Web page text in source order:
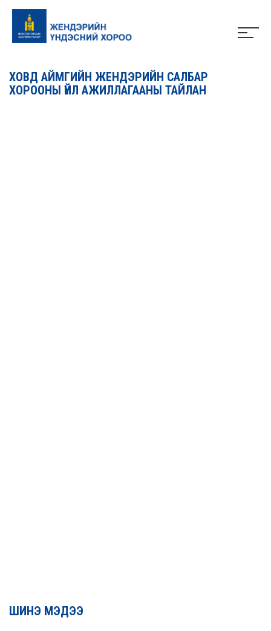
ХОВД АЙМГИЙН ЖЕНДЭРИЙН САЛБАР
ХОРООНЫ ҮЙЛ АЖИЛЛАГААНЫ ТАЙЛАН
ШИНЭ МЭДЭЭ